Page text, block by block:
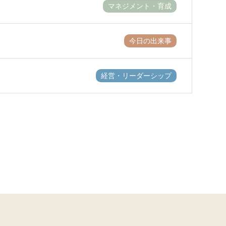
マネジメント・育成
今日の出来事
経営・リーダーシップ